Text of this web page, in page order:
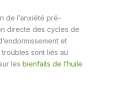
de l’anxiété pré-
directe des cycles de
et
sont liés au
les bienfaits de l’huile